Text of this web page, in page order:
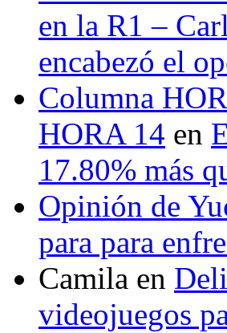
en la R1 –
encabezó el
Columna
HORA 14 en
17.80% más
Opinión de
para para
Camila en
videojuegos